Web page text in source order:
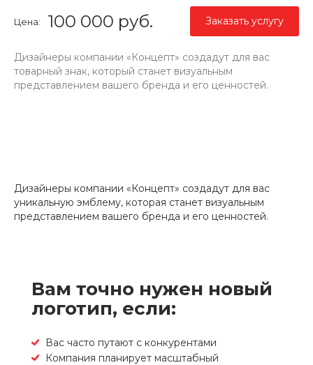
Цена: 100 000 руб. Заказать услугу
Дизайнеры компании «Концепт» создадут для вас
товарный знак, который станет визуальным
представлением вашего бренда и его ценностей.
Дизайнеры компании «Концепт» создадут для вас
уникальную эмблему, которая станет визуальным
представлением вашего бренда и его ценностей.
Вам точно нужен новый
логотип, если:
Вас часто путают с конкурентами
Компания планирует масштабный